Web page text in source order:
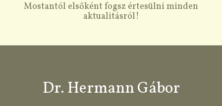
Mostantól elsőként fogsz értesülni minden
aktualitásról!
Dr. Hermann Gábor